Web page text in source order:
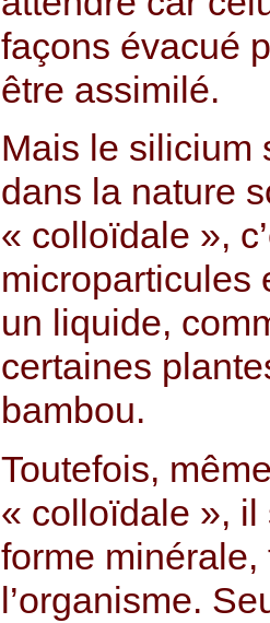
façons évacué
être assimilé.
Mais le silicium
dans la nature
« colloïdale »,
microparticules
un liquide,
certaines
bambou.
Toutefois,
« colloïdale », il
forme
l’organisme.